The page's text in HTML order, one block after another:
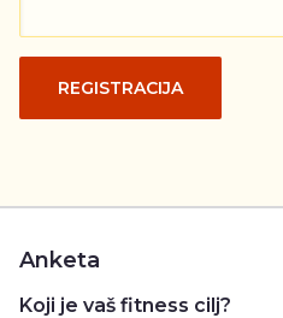
REGISTRACIJA
Anketa
Koji je vaš fitness cilj?